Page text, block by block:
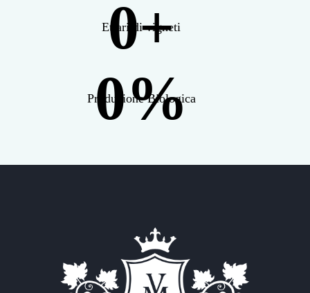
0+
Ettari di vigneti
0%
Produzione Biologica